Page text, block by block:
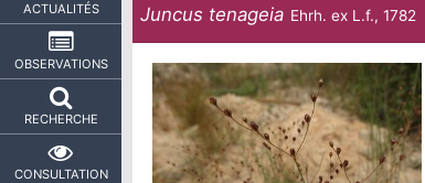
ACTUALITÉS
OBSERVATIONS
RECHERCHE
CONSULTATION
Juncus tenageia Ehrh. ex L.f., 1782